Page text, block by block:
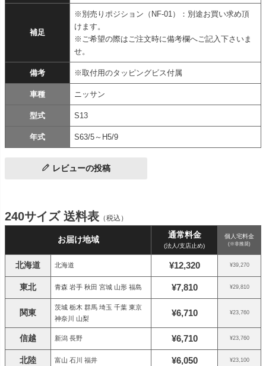
補足
※別売りポジション（NF-01）：別途お買い求め頂
けます。
※ご希望の際はご注文時に備考欄へご記入下さいま
せ。
備考 ※取付用のタッピングビス付属
車種 ニッサン
型式 S13
年式 S63/5～H5/9
レビューの投稿
240サイズ 送料表 （税込）
お届け地域 通常料金
(法人/支店止め)
個人宅料金
(※非推奨)
北海道 北海道 ¥12,320 ¥39,270
東北 青森 岩手 秋田 宮城 山形 福島 ¥7,810 ¥29,810
関東
茨城 栃木 群馬 埼玉 千葉 東京
神奈川 山梨
¥6,710 ¥23,760
信越 新潟 長野 ¥6,710 ¥23,760
北陸 富山 石川 福井 ¥6,050 ¥23,100